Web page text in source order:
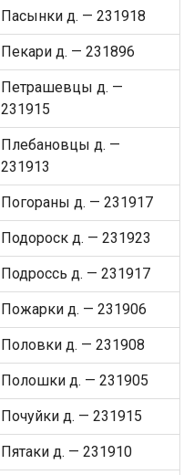
Пасынки д. — 231918
Пекари д. — 231896
Петрашевцы д. —
231915
Плебановцы д. —
231913
Погораны д. — 231917
Подороск д. — 231923
Подроссь д. — 231917
Пожарки д. — 231906
Половки д. — 231908
Полошки д. — 231905
Почуйки д. — 231915
Пятаки д. — 231910